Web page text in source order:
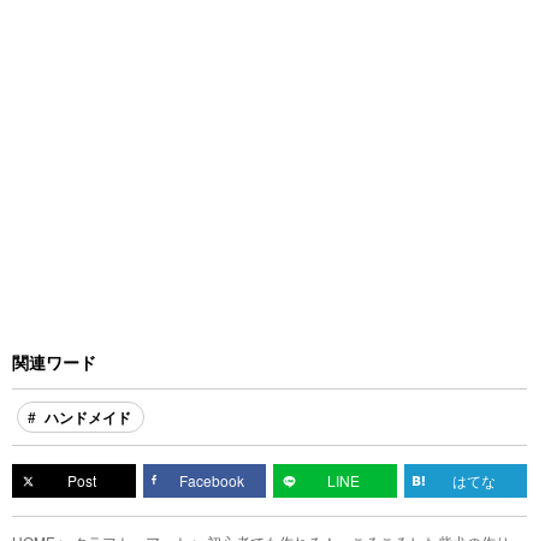
関連ワード
ハンドメイド
Post Facebook LINE はてな